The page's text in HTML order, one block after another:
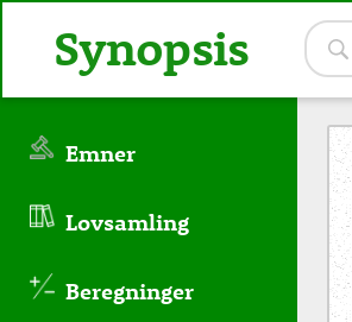
Emner
Lovsamling
Beregninger
Synopsis